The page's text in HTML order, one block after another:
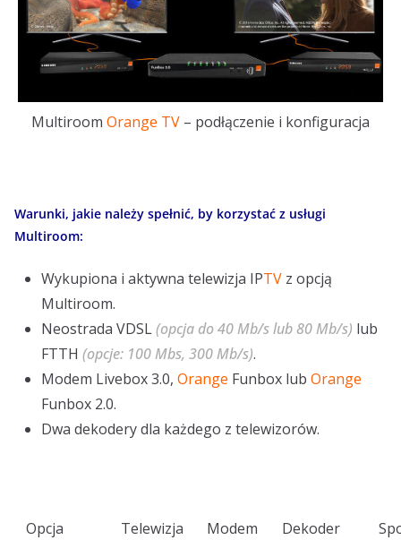
Multiroom Orange TV – podłączenie i konfiguracja
Warunki, jakie należy spełnić, by korzystać z usługi
Multiroom:
Wykupiona i aktywna telewizja IPTV z opcją
Multiroom.
Neostrada VDSL(opcja do 40 Mb/s lub 80 Mb/s) lub
FTTH (opcje: 100 Mbs, 300 Mb/s).
Modem Livebox 3.0, Orange Funbox lub Orange
Funbox 2.0.
Dwa dekodery dla każdego z telewizorów.
Opcja
Telewizja Modem Dekoder